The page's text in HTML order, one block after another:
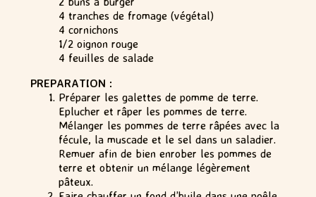
4 tranches de fromage (végétal)
4 cornichons
1/2 oignon rouge
4 feuilles de salade
PREPARATION :
Préparer les galettes de pomme de terre.
Eplucher et râper les pommes de terre.
Mélanger les pommes de terre râpées avec la
fécule, la muscade et le sel dans un saladier.
Remuer afin de bien enrober les pommes de
terre et obtenir un mélange légèrement
pâteux.